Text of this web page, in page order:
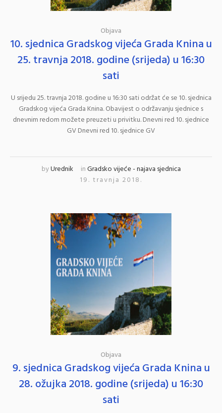
Objava
10. sjednica Gradskog vijeća Grada Knina u
25. travnja 2018. godine (srijeda) u 16:30
sati
U srijedu 25. travnja 2018. godine u 16:30 sati održat će se 10. sjednica
Gradskog vijeća Grada Knina. Obavijest o održavanju sjednice s
dnevnim redom možete preuzeti u privitku. Dnevni red 10. sjednice
GV Dnevni red 10. sjednice GV
byUrednik inGradsko vijeće - najava sjednica
19. travnja 2018.
Objava
9. sjednica Gradskog vijeća Grada Knina u
28. ožujka 2018. godine (srijeda) u 16:30
sati